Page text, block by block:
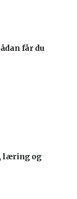
får du
læring og